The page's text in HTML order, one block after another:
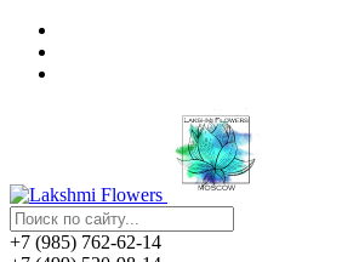
+7 (985) 762-62-14